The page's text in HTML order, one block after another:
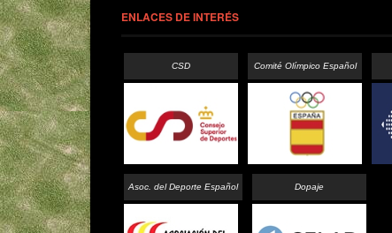
ENLACES DE INTERÉS
CSD Comité Olímpico Español
Asoc. del Deporte Español Dopaje